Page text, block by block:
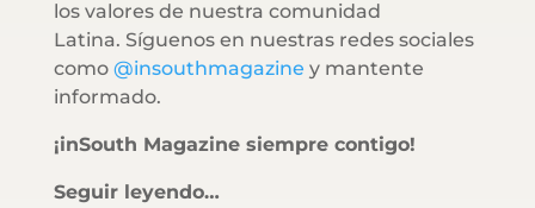
los valores de nuestra comunidad
Latina. Síguenos en nuestras redes sociales
como @insouthmagazine y mantente
informado.
¡inSouth Magazine siempre contigo!
Seguir leyendo…